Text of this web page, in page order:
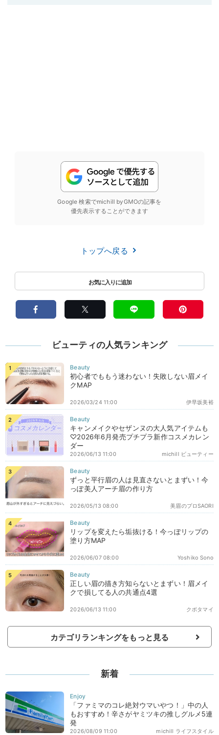
Google 検索でmichill byGMOの記事を
優先表示することができます
トップへ戻る
ビューティの人気ランキング
初心者でももう迷わない！失敗しない眉メイ
クMAP
伊早坂美裕
2026/03/24 11:00
キャンメイクやセザンヌの大人気アイテムも
♡2026年6月発売プチプラ新作コスメカレン
ダー
michill ビューティー
2026/06/13 11:00
ずっと平行眉の人は見直さないとまずい！今
っぽ美人アーチ眉の作り方
美眉のプロSAORI
2026/05/13 08:00
リップを変えたら垢抜ける！今っぽリップの
塗り方MAP
Yoshiko Sono
2026/06/07 08:00
正しい眉の描き方知らないとまずい！眉メイ
クで損してる人の共通点4選
クボタマイ
2026/06/13 11:00
カテゴリランキングをもっと見る
新着
「ファミマのコレ絶対ウマいやつ！」中の人
もおすすめ！辛さがヤミツキの推しグルメ5連
発
michill ライフスタイル
2026/08/09 11:00